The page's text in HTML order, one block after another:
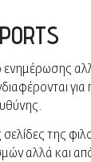
ενημέρωσης
της
αλλά και